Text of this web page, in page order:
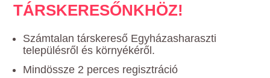
TÁRSKERESŐNKHÖZ!
Számtalan társkereső Egyházasharaszti
településről és környékéről.
Mindössze 2 perces regisztráció